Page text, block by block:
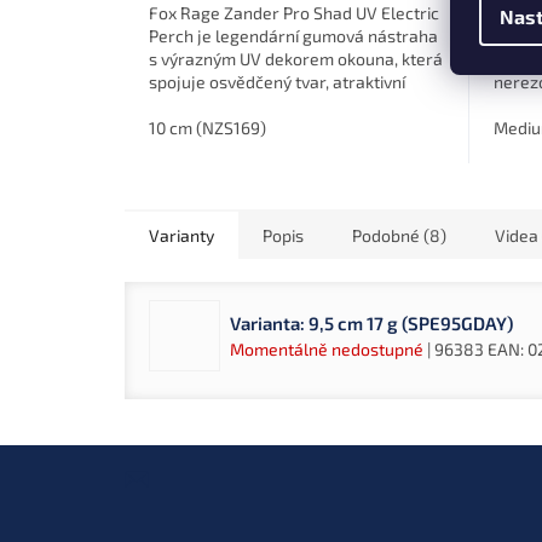
Fox Rage Zander Pro Shad UV Electric
Perch je legendární gumová nástraha
s výrazným UV dekorem okouna, která
spojuje osvědčený tvar, atraktivní
10 cm (NZS169)
Fox
Varianty Popis Podobné (8) Videa
Varianta: 9,5 cm 17 g (SPE95GDAY)
Momentálně nedostupné | 96383 EAN: